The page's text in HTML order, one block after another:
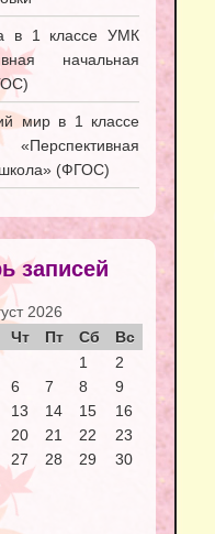
в 1 классе УМК
начальная
мир в 1 классе
(ФГОС)
записей
2026
Чт Пт Сб
Вс
1
2
6 7 8
9
13 14 15
16
20 21 22
23
27 28 29
30